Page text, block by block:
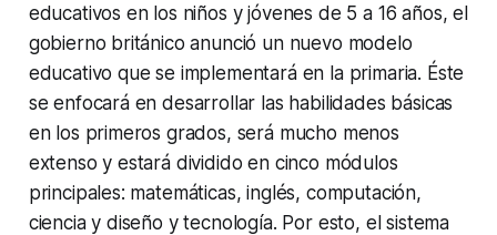
educativos en los niños y jóvenes de 5 a 16 años, el
gobierno británico anunció un nuevo modelo
educativo que se implementará en la primaria. Éste
se enfocará en desarrollar las habilidades básicas
en los primeros grados, será mucho menos
extenso y estará dividido en cinco módulos
principales: matemáticas, inglés, computación,
ciencia y diseño y tecnología. Por esto, el sistema